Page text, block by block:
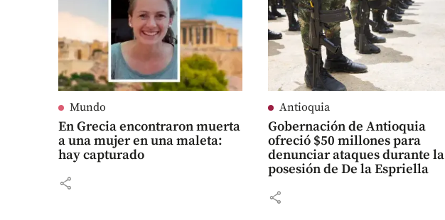
Mundo
En Grecia encontraron muerta
a una mujer en una maleta:
hay capturado
share
Antioquia
Gobernación de Antioquia
ofreció $50 millones para
denunciar ataques durante la
posesión de De la Espriella
share